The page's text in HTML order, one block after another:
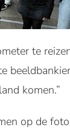
te
komen.”
op de